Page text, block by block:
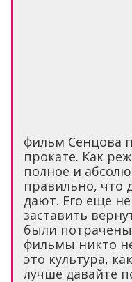
фильм Сенцова
прокате. Как
полное и
правильно, что
дают. Его еще
заставить
были
фильмы никто
это культура,
лучше давайте